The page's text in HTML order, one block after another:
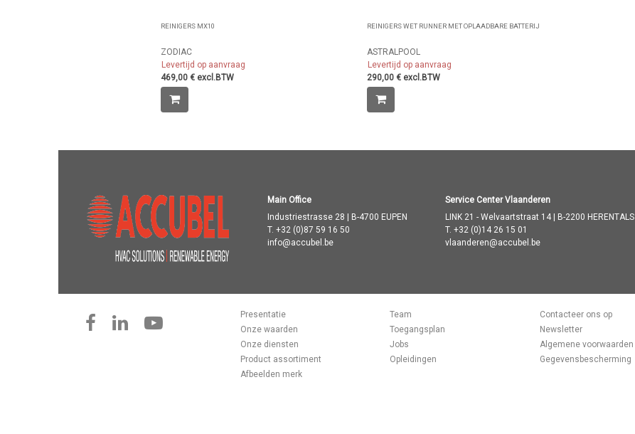
REINIGERS MX10
ZODIAC
Levertijd op aanvraag
469,00 € excl.BTW
REINIGERS WET RUNNER MET OPLAADBARE BATTERIJ
ASTRALPOOL
Levertijd op aanvraag
290,00 € excl.BTW
Main Office
Industriestrasse 28 | B-4700 EUPEN
T. +32 (0)87 59 16 50
info@accubel.be
Service Center Vlaanderen
LINK 21 - Welvaartstraat 14 | B-2200 HERENTALS
T.+32 (0)14 26 15 01
vlaanderen@accubel.be
Presentatie
Onze waarden
Onze diensten
Product assortiment
Afbeelden merk
Team
Toegangsplan
Jobs
Opleidingen
Contacteer ons op
Newsletter
Algemene voorwaarden
Gegevensbescherming